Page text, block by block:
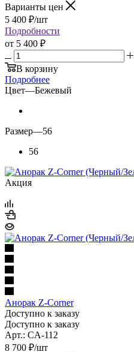
Варианты цен
5 400 ₽/шт
Подробности
от 5 400 ₽
В корзину
Подробнее
Цвет—Бежевый
Размер—56
56
Акция
Анорак Z-Corner
Доступно к заказу
Доступно к заказу
Арт.: CA-112
8 700 ₽/шт